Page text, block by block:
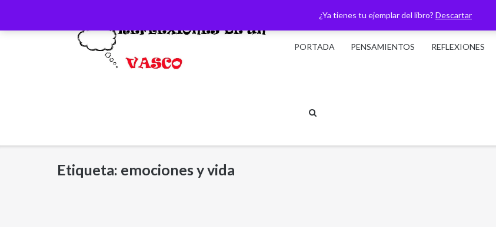
¿Ya tienes tu ejemplar del libro? Descartar
PORTADA
PENSAMIENTOS REFLEXIONES
Etiqueta: emociones y vida